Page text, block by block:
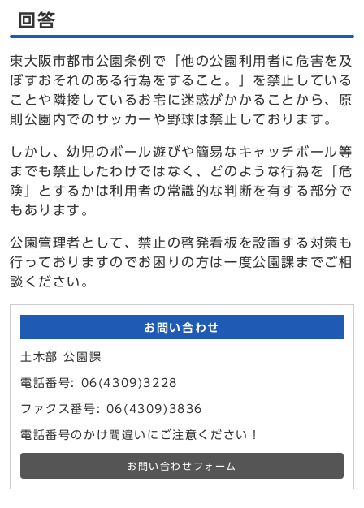
回答
東大阪市都市公園条例で「他の公園利用者に危害を及
ぼすおそれのある行為をすること。」を禁止している
ことや隣接しているお宅に迷惑がかかることから、原
則公園内でのサッカーや野球は禁止しております。
しかし、幼児のボール遊びや簡易なキャッチボール等
までも禁止したわけではなく、どのような行為を「危
険」とするかは利用者の常識的な判断を有する部分で
もあります。
公園管理者として、禁止の啓発看板を設置する対策も
行っておりますのでお困りの方は一度公園課までご相
談ください。
お問い合わせ
土木部 公園課
電話番号: 06(4309)3228
ファクス番号: 06(4309)3836
電話番号のかけ間違いにご注意ください！
お問い合わせフォーム